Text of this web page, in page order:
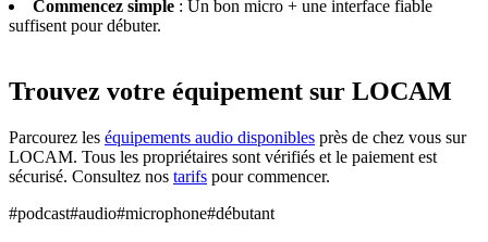
Commencez simple : Un bon micro + une interface fiable
suffisent pour débuter.
Trouvez votre équipement sur LOCAM
Parcourez les équipements audio disponibles près de chez vous sur
LOCAM. Tous les propriétaires sont vérifiés et le paiement est
sécurisé. Consultez nos tarifs pour commencer.
#podcast#audio#microphone#débutant